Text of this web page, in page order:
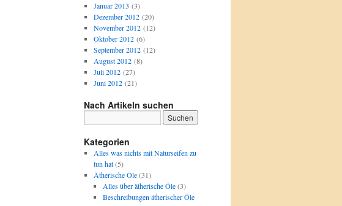
Januar 2013 (3)
Dezember 2012(20)
November 2012(12)
Oktober 2012(6)
September 2012(12)
August 2012(8)
Juli 2012(27)
Juni 2012(21)
Nach Artikeln suchen
Kategorien
Alles was nichts mit Naturseifen zu
tun hat(5)
Ätherische Öle(31)
Alles über ätherische Öle(3)
Beschreibungen ätherischer Öle